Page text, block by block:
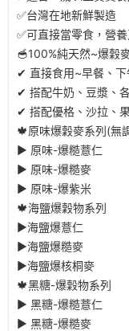
✅台灣在地新鮮製造
✅可直接當零食，營
🥣100%純天然~爆穀
✔ 直接食用~早餐、下
✔ 搭配牛奶、豆漿、
✔ 搭配優格、沙拉、
🍁原味爆穀麥系列(無
▶ 原味-爆糙薏仁
▶ 原味-爆糙麥
▶ 原味-爆紫米
🍁海鹽爆穀物系列
▶海鹽爆薏仁
▶海鹽爆糙麥
▶海鹽爆核桐麥
🍁黑糖-爆穀物系列
▶ 黑糖-爆糙薏仁
▶ 黑糖-爆糙麥